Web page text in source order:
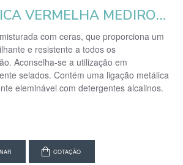
CERA ACRÍLICA VERMELHA MEDIROLO 5 LT
com ceras, que proporciona um
e resistente a todos os
Aconselha-se a utilização em
selados. Contém uma ligação metálica
eleminável com detergentes alcalinos.
COTAÇÃO